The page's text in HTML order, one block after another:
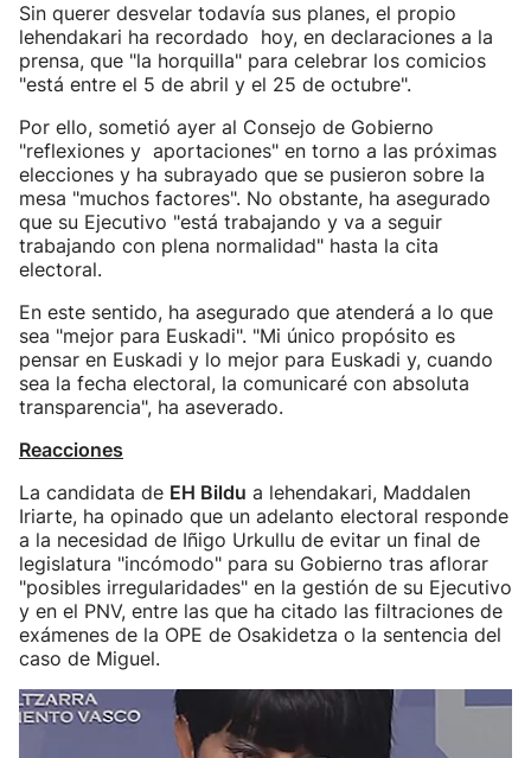
Sin querer desvelar todavía sus planes, el propio
lehendakari ha recordado hoy, en declaraciones a la
prensa, que "la horquilla" para celebrar los comicios
"está entre el 5 de abril y el 25 de octubre".
Por ello, sometió ayer al Consejo de Gobierno
"reflexiones y aportaciones" en torno a las próximas
elecciones y ha subrayado que se pusieron sobre la
mesa "muchos factores". No obstante, ha asegurado
que su Ejecutivo "está trabajando y va a seguir
trabajando con plena normalidad" hasta la cita
electoral.
En este sentido, ha asegurado que atenderá a lo que
sea "mejor para Euskadi". "Mi único propósito es
pensar en Euskadi y lo mejor para Euskadi y, cuando
sea la fecha electoral, la comunicaré con absoluta
transparencia", ha aseverado.
Reacciones
La candidata de EH Bildu a lehendakari, Maddalen
Iriarte, ha opinado que un adelanto electoral responde
a la necesidad de Iñigo Urkullu de evitar un final de
legislatura "incómodo" para su Gobierno tras aflorar
"posibles irregularidades" en la gestión de su Ejecutivo
y en el PNV, entre las que ha citado las filtraciones de
exámenes de la OPE de Osakidetza o la sentencia del
caso de Miguel.